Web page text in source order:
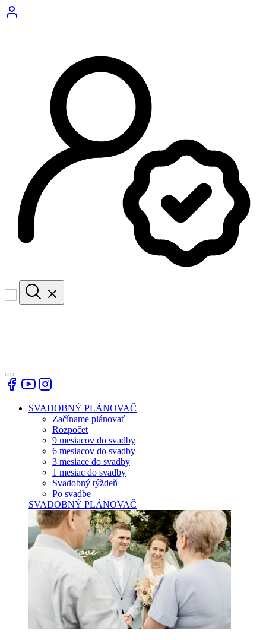
SVADOBNÝ PLÁNOVAČ
Začíname plánovať
Rozpočet
9 mesiacov do svadby
6 mesiacov do svadby
3 mesiace do svadby
1 mesiac do svadby
Svadobný týždeň
Po svadbe
SVADOBNÝ PLÁNOVAČ